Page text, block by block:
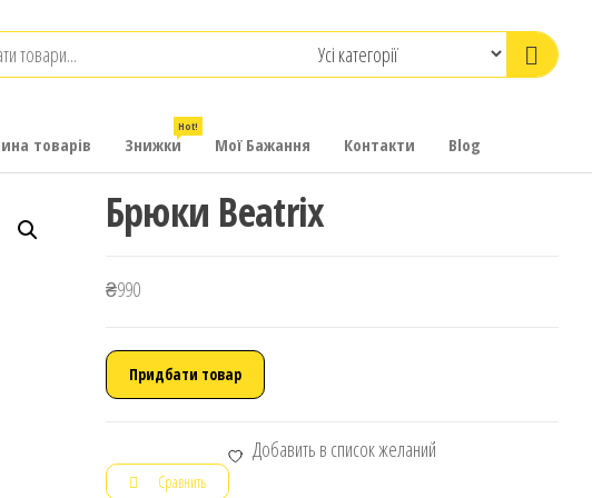
товарів Знижки
Hot!
Мої Бажання Контакти Blog
Брюки Beatrix
₴990
Придбати товар
Добавить в список желаний
Сравнить